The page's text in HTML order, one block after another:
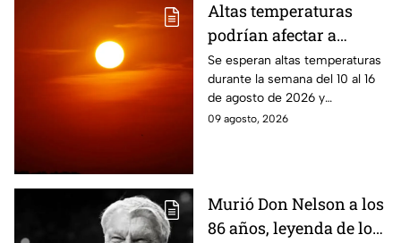
Altas temperaturas
podrían afectar a
Puebla del 10 al 16 de
agosto: Regiones en
riesgo
Se esperan altas temperaturas
durante la semana del 10 al 16
de agosto de 2026 y
condiciones que podrían
09 agosto, 2026
Murió Don Nelson a los
86 años, leyenda de los